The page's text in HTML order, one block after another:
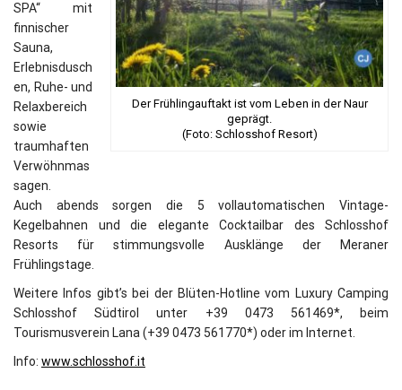
Der Frühlingauftakt ist vom Leben in der Naur
geprägt.
(Foto: Schlosshof Resort)
SPA“ mit
finnischer
Sauna,
Erlebnisdusch
en, Ruhe- und
Relaxbereich
sowie
traumhaften
Verwöhnmas
sagen.
Auch abends sorgen die 5 vollautomatischen Vintage-
Kegelbahnen und die elegante Cocktailbar des Schlosshof
Resorts für stimmungsvolle Ausklänge der Meraner
Frühlingstage.
Weitere Infos gibt’s bei der Blüten-Hotline vom Luxury Camping
Schlosshof Südtirol unter +39 0473 561469*, beim
Tourismusverein Lana (+39 0473 561770*) oder im Internet.
Info: www.schlosshof.it